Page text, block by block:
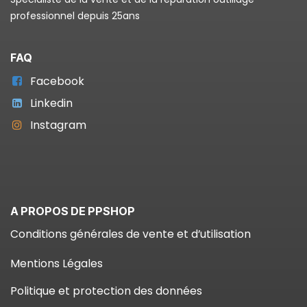
professionnel depuis 25ans
FAQ
Facebook
Linkedin
Instagram
A PROPOS DE PPSHOP
Conditions générales de vente et d’utilisation
Mentions Légales
Politique et protection des données